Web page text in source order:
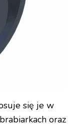
się je w
oraz